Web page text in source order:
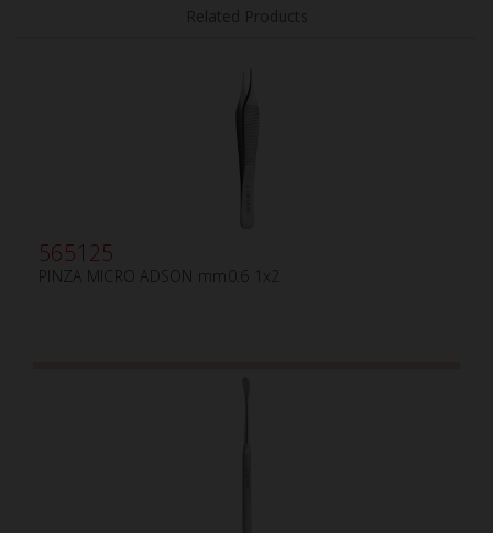
565125
PINZA MICRO ADSON mm0.6 1x2